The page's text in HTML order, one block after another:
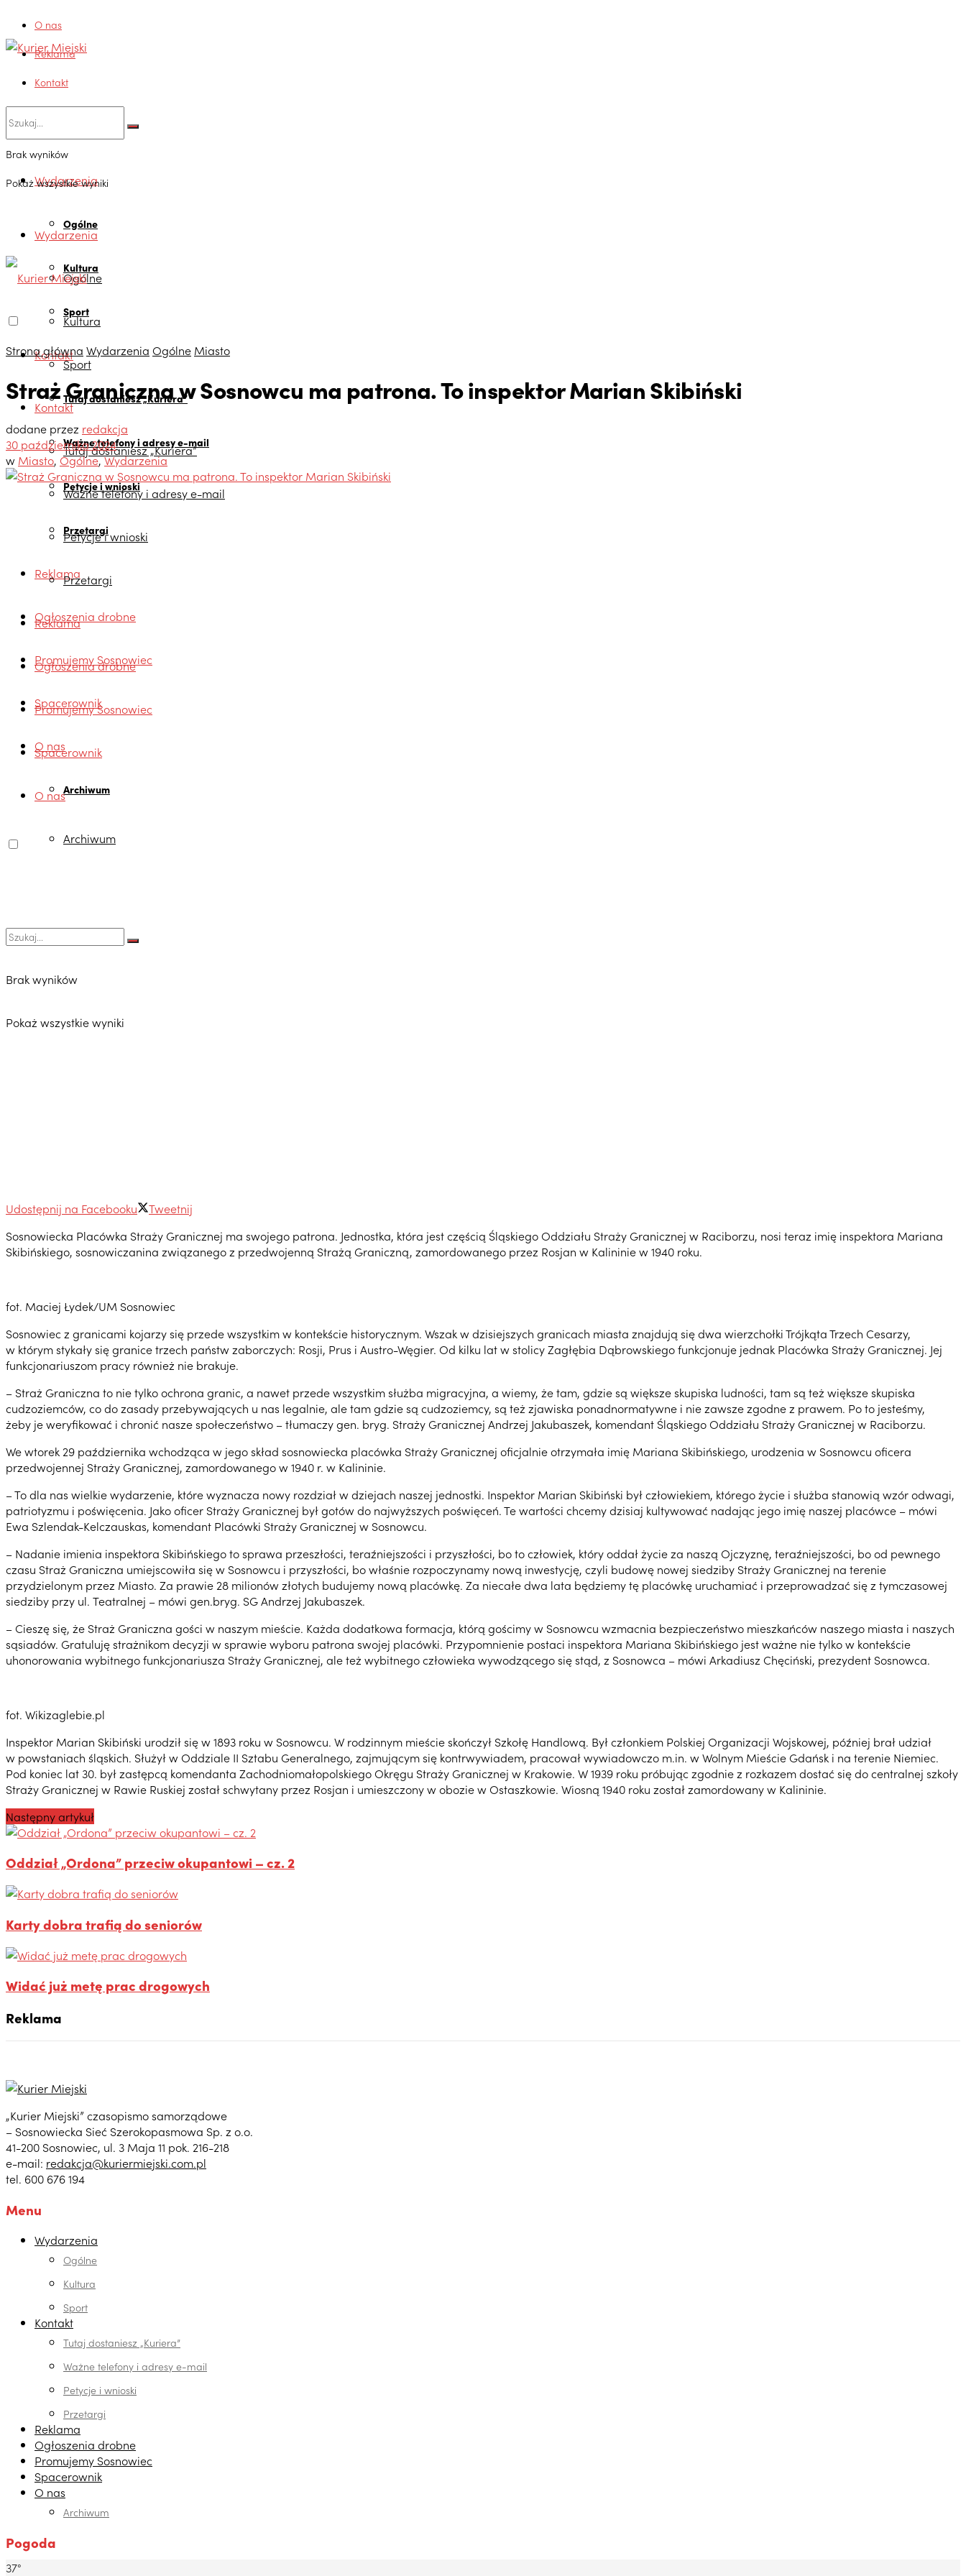
O nas
Reklama
Kontakt
Brak wyników
Pokaż wszystkie wyniki
Wydarzenia
Ogólne
Kultura
Sport
Kontakt
Tutaj dostaniesz „Kuriera”
Ważne telefony i adresy e-mail
Petycje i wnioski
Przetargi
Reklama
Ogłoszenia drobne
Promujemy Sosnowiec
Spacerownik
O nas
Archiwum
Wydarzenia
Ogólne
Kultura
Sport
Kontakt
Tutaj dostaniesz „Kuriera”
Ważne telefony i adresy e-mail
Petycje i wnioski
Przetargi
Reklama
Ogłoszenia drobne
Promujemy Sosnowiec
Spacerownik
O nas
Archiwum
Brak wyników
Pokaż wszystkie wyniki
Strona główna Wydarzenia Ogólne Miasto
Straż Graniczna w Sosnowcu ma patrona. To inspektor Marian Skibiński
dodane przez redakcja
30 października 2024
w Miasto, Ogólne,Wydarzenia
Udostępnij na Facebooku
Tweetnij
Sosnowiecka Placówka Straży Granicznej ma swojego patrona. Jednostka, która jest częścią Śląskiego Oddziału Straży Granicznej w Raciborzu, nosi teraz imię inspektora Mariana
Skibińskiego, sosnowiczanina związanego z przedwojenną Strażą Graniczną, zamordowanego przez Rosjan w Kalininie w 1940 roku.
fot. Maciej Łydek/UM Sosnowiec
Sosnowiec z granicami kojarzy się przede wszystkim w kontekście historycznym. Wszak w dzisiejszych granicach miasta znajdują się dwa wierzchołki Trójkąta Trzech Cesarzy,
w którym stykały się granice trzech państw zaborczych: Rosji, Prus i Austro-Węgier. Od kilku lat w stolicy Zagłębia Dąbrowskiego funkcjonuje jednak Placówka Straży Granicznej. Jej
funkcjonariuszom pracy również nie brakuje.
– Straż Graniczna to nie tylko ochrona granic, a nawet przede wszystkim służba migracyjna, a wiemy, że tam, gdzie są większe skupiska ludności, tam są też większe skupiska
cudzoziemców, co do zasady przebywających u nas legalnie, ale tam gdzie są cudzoziemcy, są też zjawiska ponadnormatywne i nie zawsze zgodne z prawem. Po to jesteśmy,
żeby je weryfikować i chronić nasze społeczeństwo – tłumaczy gen. bryg. Straży Granicznej Andrzej Jakubaszek, komendant Śląskiego Oddziału Straży Granicznej w Raciborzu.
We wtorek 29 października wchodząca w jego skład sosnowiecka placówka Straży Granicznej oficjalnie otrzymała imię Mariana Skibińskiego, urodzenia w Sosnowcu oficera
przedwojennej Straży Granicznej, zamordowanego w 1940 r. w Kalininie.
– To dla nas wielkie wydarzenie, które wyznacza nowy rozdział w dziejach naszej jednostki. Inspektor Marian Skibiński był człowiekiem, którego życie i służba stanowią wzór odwagi,
patriotyzmu i poświęcenia. Jako oficer Straży Granicznej był gotów do najwyższych poświęceń. Te wartości chcemy dzisiaj kultywować nadając jego imię naszej placówce – mówi
Ewa Szlendak-Kelczauskas, komendant Placówki Straży Granicznej w Sosnowcu.
– Nadanie imienia inspektora Skibińskiego to sprawa przeszłości, teraźniejszości i przyszłości, bo to człowiek, który oddał życie za naszą Ojczyznę, teraźniejszości, bo od pewnego
czasu Straż Graniczna umiejscowiła się w Sosnowcu i przyszłości, bo właśnie rozpoczynamy nową inwestycję, czyli budowę nowej siedziby Straży Granicznej na terenie
przydzielonym przez Miasto. Za prawie 28 milionów złotych budujemy nową placówkę. Za niecałe dwa lata będziemy tę placówkę uruchamiać i przeprowadzać się z tymczasowej
siedziby przy ul. Teatralnej – mówi gen.bryg. SG Andrzej Jakubaszek.
– Cieszę się, że Straż Graniczna gości w naszym mieście. Każda dodatkowa formacja, którą gościmy w Sosnowcu wzmacnia bezpieczeństwo mieszkańców naszego miasta i naszych
sąsiadów. Gratuluję strażnikom decyzji w sprawie wyboru patrona swojej placówki. Przypomnienie postaci inspektora Mariana Skibińskiego jest ważne nie tylko w kontekście
uhonorowania wybitnego funkcjonariusza Straży Granicznej, ale też wybitnego człowieka wywodzącego się stąd, z Sosnowca – mówi Arkadiusz Chęciński, prezydent Sosnowca.
fot. Wikizaglebie.pl
Inspektor Marian Skibiński urodził się w 1893 roku w Sosnowcu. W rodzinnym mieście skończył Szkołę Handlową. Był członkiem Polskiej Organizacji Wojskowej, później brał udział
w powstaniach śląskich. Służył w Oddziale II Sztabu Generalnego, zajmującym się kontrwywiadem, pracował wywiadowczo m.in. w Wolnym Mieście Gdańsk i na terenie Niemiec.
Pod koniec lat 30. był zastępcą komendanta Zachodniomałopolskiego Okręgu Straży Granicznej w Krakowie. W 1939 roku próbując zgodnie z rozkazem dostać się do centralnej szkoły
Straży Granicznej w Rawie Ruskiej został schwytany przez Rosjan i umieszczony w obozie w Ostaszkowie. Wiosną 1940 roku został zamordowany w Kalininie.
Następny artykuł
Oddział „Ordona” przeciw okupantowi – cz. 2
Karty dobra trafią do seniorów
Widać już metę prac drogowych
Reklama
„Kurier Miejski” czasopismo samorządowe
– Sosnowiecka Sieć Szerokopasmowa Sp. z o.o.
41-200 Sosnowiec, ul. 3 Maja 11 pok. 216-218
e-mail: redakcja@kuriermiejski.com.pl
tel. 600 676 194
Menu
Wydarzenia
Ogólne
Kultura
Sport
Kontakt
Tutaj dostaniesz „Kuriera”
Ważne telefony i adresy e-mail
Petycje i wnioski
Przetargi
Reklama
Ogłoszenia drobne
Promujemy Sosnowiec
Spacerownik
O nas
Archiwum
Pogoda
37°